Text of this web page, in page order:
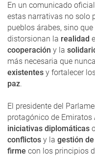
En un comunicado
estas narrativas no solo
pueblos árabes, sino
distorsionan la realidad
cooperación y la
más necesaria que
existentes y fortalecer
paz.
El presidente del
protagónico de Emiratos
iniciativas diplomáticas
conflictos y la gestión
firme con los principios